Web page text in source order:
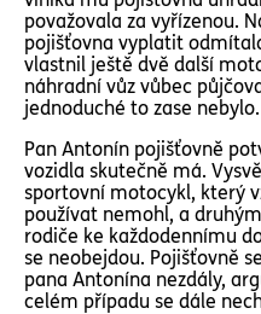
považovala za vyřízenou.
pojišťovna vyplatit
vlastnil ještě dvě další
náhradní vůz vůbec
jednoduché to zase nebylo.
Pan Antonín pojišťovně
vozidla skutečně má.
sportovní motocykl, který
používat nemohl, a
rodiče ke každodennímu
se neobejdou. Pojišťovně
pana Antonína nezdály,
celém případu se dále